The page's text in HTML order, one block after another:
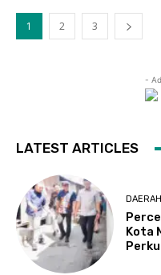
1 2 3
-
LATEST ARTICLES
DAERAH
Kota